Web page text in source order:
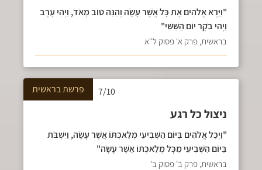
"וַיַּרְא אֱלֹהִים אֶת כָּל אֲשֶׁר עָשָׂה וְהִנֵּה טוֹב מְאֹד, וַיְהִי עֶרֶב
וַיְהִי בֹקֶר יוֹם הַשִּׁשִּׁי"
בראשית, פרק א' פסוק ל"א
7/10 פרשתבראשית
ניצול כל רגע
"וַיְכַל אֱלֹהִים בַּיּוֹם הַשְּׁבִיעִי מְלַאכְתּוֹ אֲשֶׁר עָשָׂה, וַיִּשְׁבֹּת
בַּיּוֹם הַשְּׁבִיעִי מִכָּל מְלַאכְתּוֹ אֲשֶׁר עָשָׂה"
בראשית, פרק ב' פסוק ב'